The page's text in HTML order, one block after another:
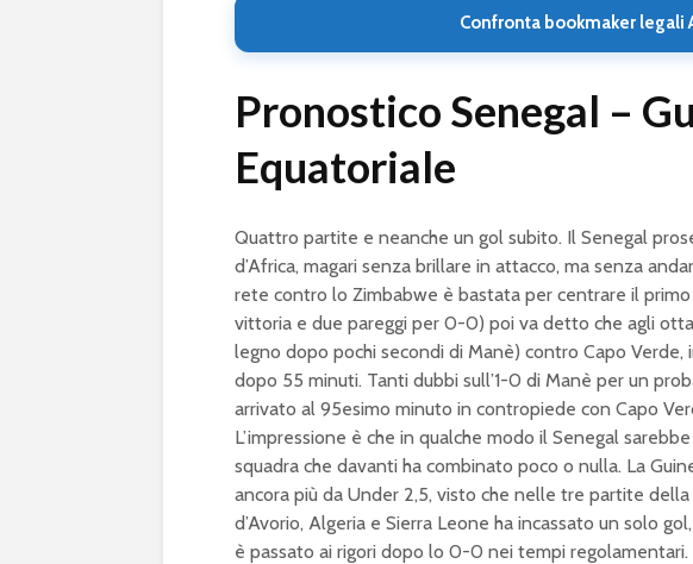
Confronta bookmaker legali
Pronostico Senegal –
Equatoriale
Quattro partite e neanche un gol subito. Il Senegal
d’Africa, magari senza brillare in attacco, ma senza
rete contro lo Zimbabwe è bastata per centrare il
vittoria e due pareggi per 0-0) poi va detto che agli
legno dopo pochi secondi di Manè) contro Capo
dopo 55 minuti. Tanti dubbi sull’1-0 di Manè per un
arrivato al 95esimo minuto in contropiede con Capo
L’impressione è che in qualche modo il Senegal
squadra che davanti ha combinato poco o nulla. La
ancora più da Under 2,5, visto che nelle tre partite
d’Avorio, Algeria e Sierra Leone ha incassato un solo
è passato ai rigori dopo lo 0-0 nei tempi regolamentari.